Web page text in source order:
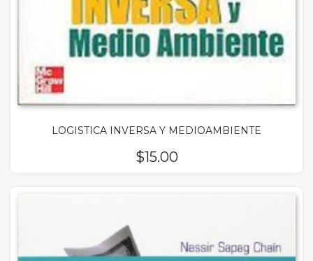
LOGISTICA INVERSA Y MEDIOAMBIENTE
$15.00